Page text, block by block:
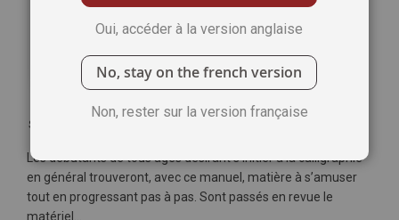
Soyez le premier à commenter ce produit
Les débutants de tous âges désirant s’initier à la calligraphie
en général trouveront, avec ce manuel, matière à s’amuser
tout en progressant pas à pas. Sont passés en revue le
matériel…
Oui, accéder à la version anglaise
No, stay on the french version
Non, rester sur la version française